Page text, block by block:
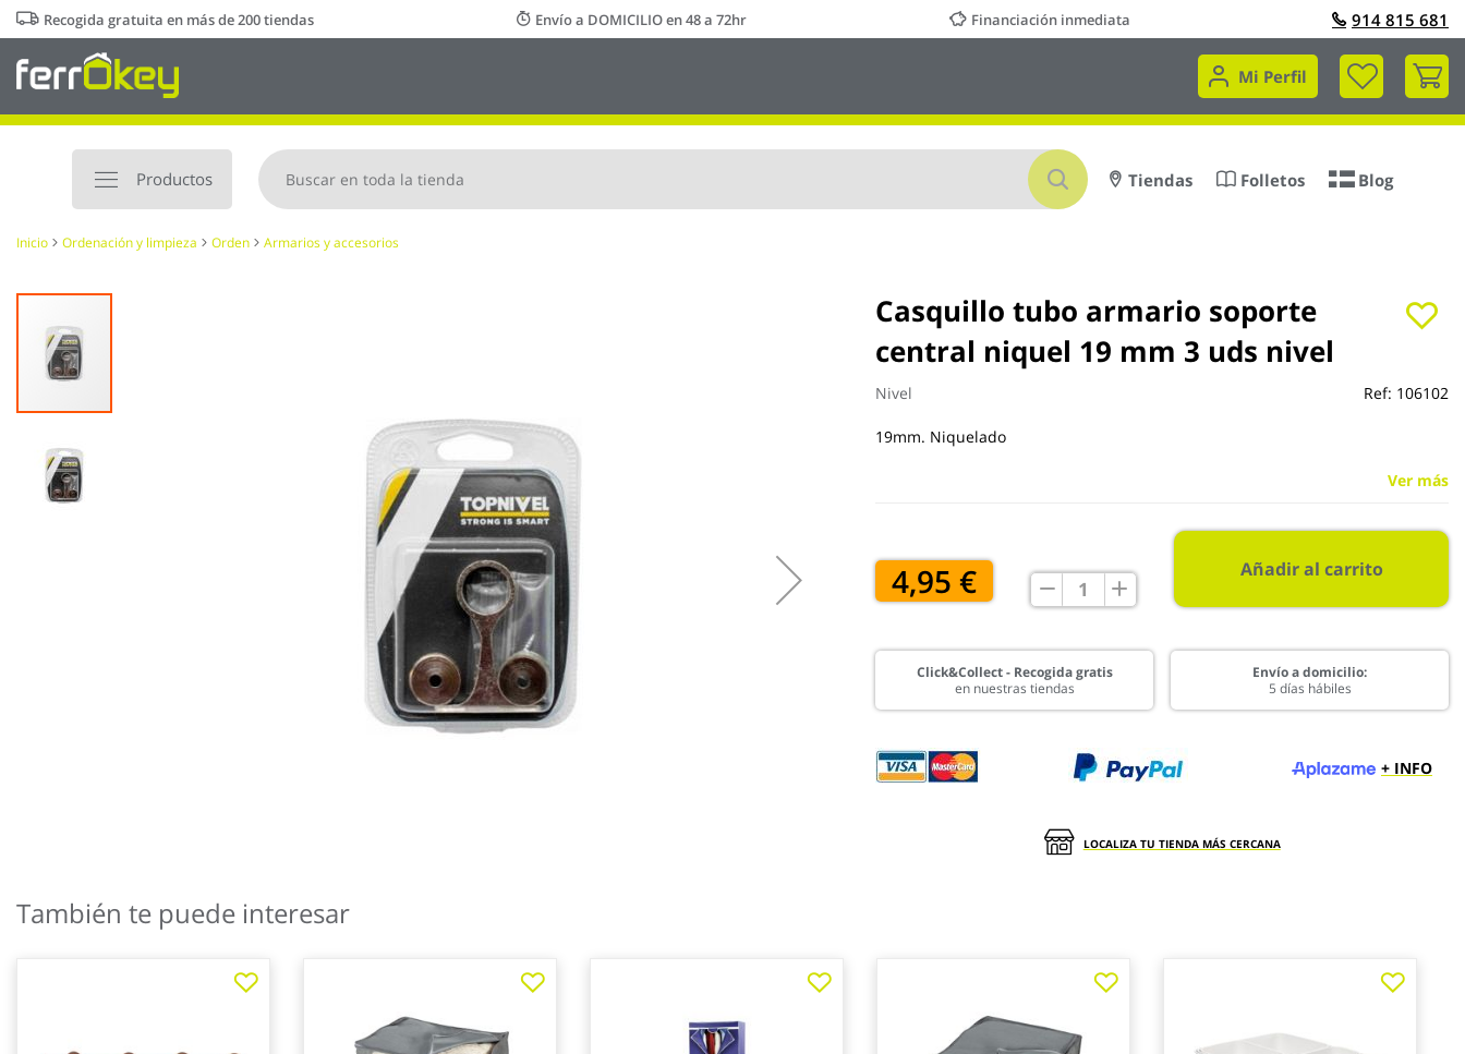
Ir
al
contenido
Recogida gratuita en más de 200 tiendas Envío a DOMICILIO en 48 a 72hr Financiación inmediata 914 815 681
Mi Perfil
Mi
Productos
Buscar
Tiendas Folletos Blog
Inicio Ordenación y limpieza Orden Armarios y accesorios
Casquillo tubo armario soporte
central niquel 19 mm 3 uds nivel
Nivel Ref: 106102
19mm. Niquelado
Ver más
4,95 € Añadir al carrito
Click&Collect - Recogida gratis
en nuestras tiendas
Envío a domicilio:
5 días hábiles
+ INFO
LOCALIZA TU TIENDA MÁS CERCANA
Saltar
final
galería
imágenes
al
comienzo
También te puede interesar